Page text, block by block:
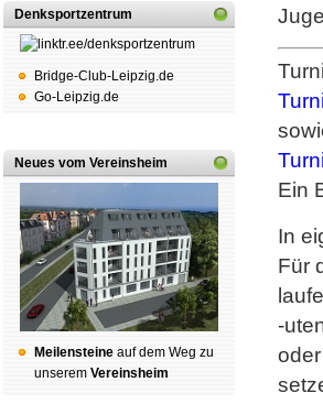
Denksportzentrum
Bridge-Club-Leipzig.de
Go-Leipzig.de
Neues vom Vereinsheim
Mei­len­stei­ne auf dem Weg zu
un­se­rem Ver­eins­heim
Ein
In
Für
-